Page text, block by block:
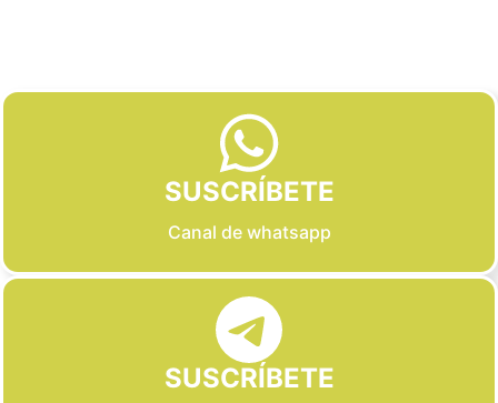
SUSCRÍBETE
Canal de whatsapp
SUSCRÍBETE